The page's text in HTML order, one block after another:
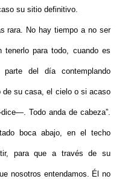
su sitio definitivo.
rara. No hay tiempo a no ser
tenerlo para todo, cuando es
del día contemplando
de su casa, el cielo o si acaso
Todo anda de cabeza”.
boca abajo, en el techo
para que a través de su
nosotros entendamos. Él no